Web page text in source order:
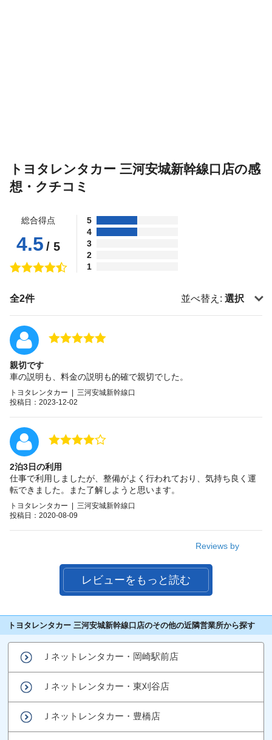
トヨタレンタカー 三河安城新幹線口店の感
想・クチコミ
総合得点
4.5 / 5
5
4
3
2
1
全2件 並べ替え: 選択
親切です
車の説明も、料金の説明も的確で親切でした。
トヨタレンタカー | 三河安城新幹線口
投稿日：2023-12-02
2泊3日の利用
仕事で利用しましたが、整備がよく行われており、気持ち良く運
転できました。また了解しようと思います。
トヨタレンタカー | 三河安城新幹線口
投稿日：2020-08-09
Reviews by
レビューをもっと読む
トヨタレンタカー 三河安城新幹線口店のその他の近隣営業所から探す
Ｊネットレンタカー・岡崎駅前店
Ｊネットレンタカー・東刈谷店
Ｊネットレンタカー・豊橋店